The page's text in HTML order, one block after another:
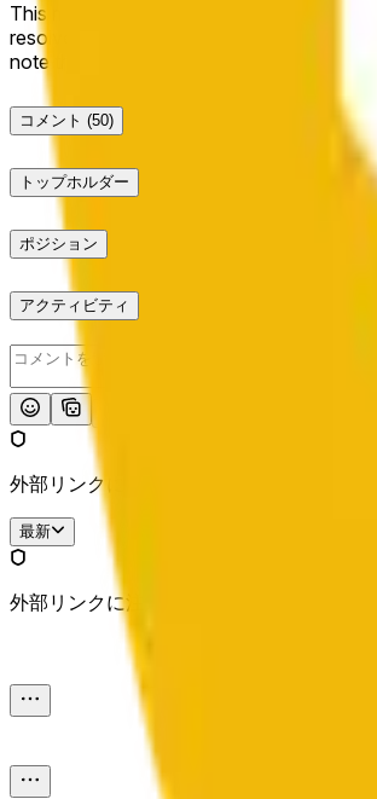
This market will resolve to "Up" if the
resolve to "Down". The resolution
note that this market is about the price
コメント (50)
トップホルダー
ポジション
アクティビティ
外部リンクに注意してください。
最新
外部リンクに注意してください。